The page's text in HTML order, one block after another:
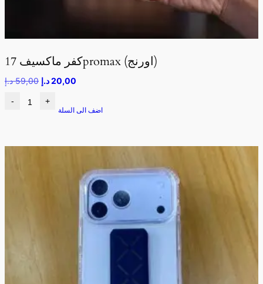
كفر ماكسيف 17promax (اورنج)
59,00 د.إ 20,00د.إ
- +
اضف الى السلة